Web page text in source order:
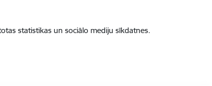
statistikas un sociālo mediju sīkdatnes.